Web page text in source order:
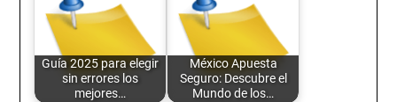
Guía 2025 para elegir
sin errores los
mejores…
México Apuesta
Seguro: Descubre el
Mundo de los…